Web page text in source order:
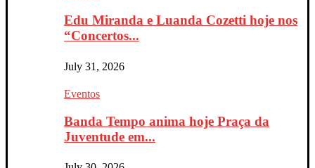
Edu Miranda e Luanda Cozetti hoje nos
“Concertos...
July 31, 2026
Eventos
Banda Tempo anima hoje Praça da
Juventude em...